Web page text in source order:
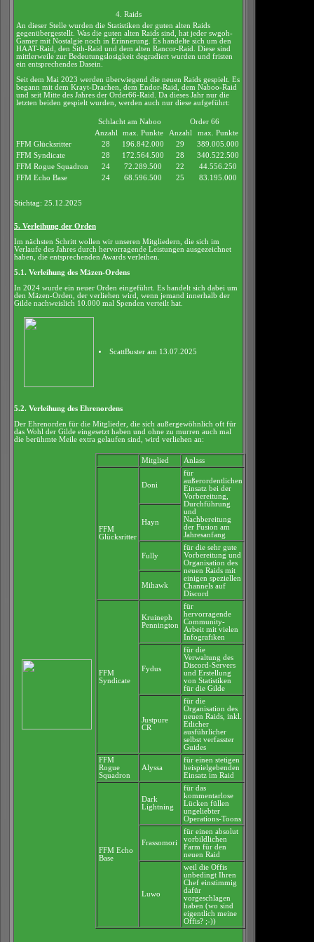
4. Raids
An dieser Stelle wurden die Statistiken der guten alten Raids
gegenübergestellt. Was die guten alten Raids sind, hat jeder swgoh-
Gamer mit Nostalgie noch in Erinnerung. Es handelte sich um den
HAAT-Raid, den Sith-Raid und dem alten Rancor-Raid. Diese sind
mittlerweile zur Bedeutungslosigkeit degradiert wurden und fristen
ein entsprechendes Dasein.
Seit dem Mai 2023 werden überwiegend die neuen Raids gespielt. Es
begann mit dem Krayt-Drachen, dem Endor-Raid, dem Naboo-Raid
und seit Mitte des Jahres der Order66-Raid. Da dieses Jahr nur die
letzten beiden gespielt wurden, werden auch nur diese aufgeführt:
Schlacht am Naboo
Order 66
Anzahl
max. Punkte Anzahl
max. Punkte
FFM Glücksritter
28 196.842.000 29
389.005.000
FFM Syndicate
28 172.564.500 28
340.522.500
FFM Rogue Squadron
24 72.289.500 22
44.556.250
FFM Echo Base
24 68.596.500 25 83.195.000
Stichtag: 25.12.2025
5. Verleihung der Orden
Im nächsten Schritt wollen wir unseren Mitgliedern, die sich im
Verlaufe des Jahres durch hervorragende Leistungen ausgezeichnet
haben, die entsprechenden Awards verleihen.
5.1. Verleihung des Mäzen-Ordens
In 2024 wurde ein neuer Orden eingeführt. Es handelt sich dabei um
den Mäzen-Orden, der verliehen wird, wenn jemand innerhalb der
Gilde nachweislich 10.000 mal Spenden verteilt hat.
ScattBuster am 13.07.2025
5.2. Verleihung des Ehrenordens
Der Ehrenorden für die Mitglieder, die sich außergewöhnlich oft für
das Wohl der Gilde eingesetzt haben und ohne zu murren auch mal
die berühmte Meile extra gelaufen sind, wird verliehen an:
Mitglied Anlass
FFM
Glücksritter
Doni
für
außerordentlichen
Einsatz bei der
Vorbereitung,
Durchführung
und
Nachbereitung
der Fusion am
Jahresanfang
Hayn
Fully
für die sehr gute
Vorbereitung und
Organisation des
neuen Raids mit
einigen speziellen
Channels auf
Discord
Mihawk
FFM
Syndicate
Kruineph
Pennington
für
hervorragende
Community-
Arbeit mit vielen
Infografiken
Fydus
für die
Verwaltung des
Discord-Servers
und Erstellung
von Statistiken
für die Gilde
Justpure
CR
für die
Organisation des
neuen Raids, inkl.
Etlicher
ausführlicher
selbst verfasster
Guides
FFM
Rogue
Squadron
Alyssa
für einen stetigen
beispielgebenden
Einsatz im Raid
FFM Echo
Base
Dark
Lightning
für das
kommentarlose
Lücken füllen
ungeliebter
Operations-Toons
Frassomori
für einen absolut
vorbildlichen
Farm für den
neuen Raid
Luwo
weil die Offis
unbedingt Ihren
Chef einstimmig
dafür
vorgeschlagen
haben (wo sind
eigentlich meine
Offis? ;-))